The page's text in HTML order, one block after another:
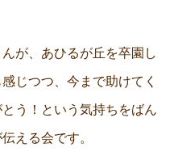
が、あひるが丘を卒園し
じつつ、今まで助けてく
う！という気持ちをばん
える会です。